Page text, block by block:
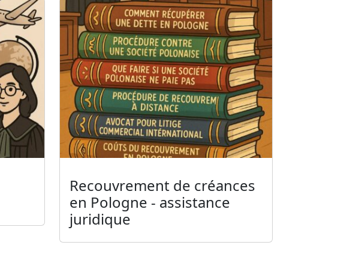
Recouvrement de créances
en Pologne - assistance
juridique